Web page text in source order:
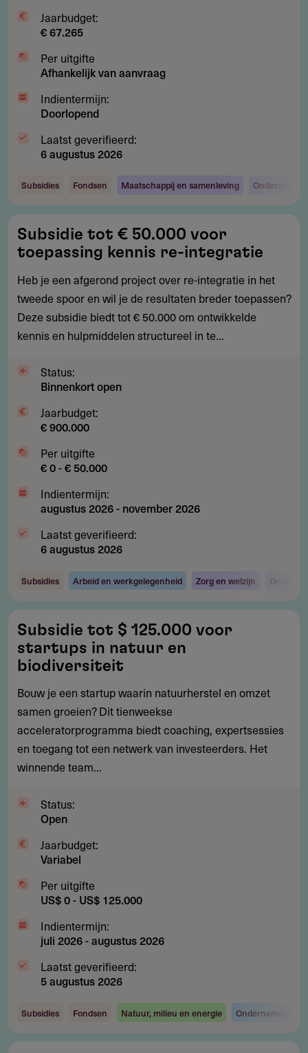
Jaarbudget:
€ 67.265
Per uitgifte
Afhankelijk van aanvraag
Indientermijn:
Doorlopend
Laatst geverifieerd:
6 augustus 2026
Subsidies Fondsen Maatschappij en samenleving Onderzoek
tot
€
50.000
voor
toepassing
kennis
integratie
Subsidie tot € 50.000 voor
toepassing kennis re-integratie
Heb je een afgerond project over re-integratie in het
tweede spoor en wil je de resultaten breder toepassen?
Deze subsidie biedt tot € 50.000 om ontwikkelde
kennis en hulpmiddelen structureel in te...
Status:
Binnenkort open
Jaarbudget:
€ 900.000
Per uitgifte
€ 0 - € 50.000
Indientermijn:
augustus 2026- november 2026
Laatst geverifieerd:
6 augustus 2026
Subsidies Arbeid en werkgelegenheid Zorg en welzijn
tot
$
125.000
voor
startups
in
natuur
en
Subsidie tot $ 125.000 voor
startups in natuur en
biodiversiteit
Bouw je een startup waarin natuurherstel en omzet
samen groeien? Dit tienweekse
acceleratorprogramma biedt coaching, expertsessies
en toegang tot een netwerk van investeerders. Het
winnende team...
Status:
Open
Jaarbudget:
Variabel
Per uitgifte
US$ 0 - US$ 125.000
Indientermijn:
juli 2026-augustus 2026
Laatst geverifieerd:
5 augustus 2026
Subsidies Fondsen Natuur, milieu en energie Ondernemen en